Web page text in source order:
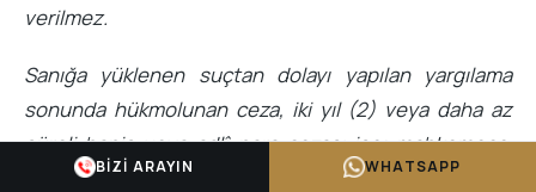
verilmez.
Sanığa yüklenen suçtan dolayı yapılan yargılama
sonunda hükmolunan ceza, iki yıl (2) veya daha az
süreli hapis veya adlî para cezası ise; mahkemece,
hükmün açıklanmasının geri bırakılmasına karar
BIZI ARAYIN WHATSAPP